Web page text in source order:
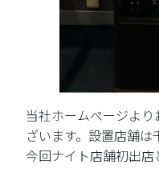
当社ホームぺージよ
ざいます。設置店舗は
今回ナイト店舗初出